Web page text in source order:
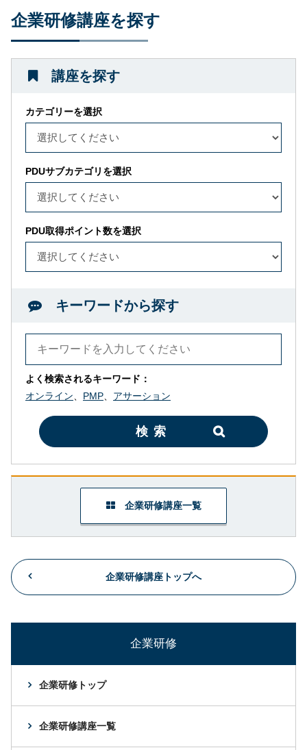
企業研修講座を探す
講座を探す
カテゴリーを選択
PDUサブカテゴリを選択
PDU取得ポイント数を選択
キーワードから探す
よく検索されるキーワード：
オンライン
PMP アサーション
検索
企業研修講座一覧
企業研修講座トップへ
企業研修
企業研修トップ
企業研修講座一覧